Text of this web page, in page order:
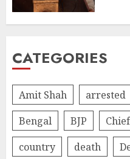
CATEGORIES
Amit Shah arrested
Bengal
BJP
country
death